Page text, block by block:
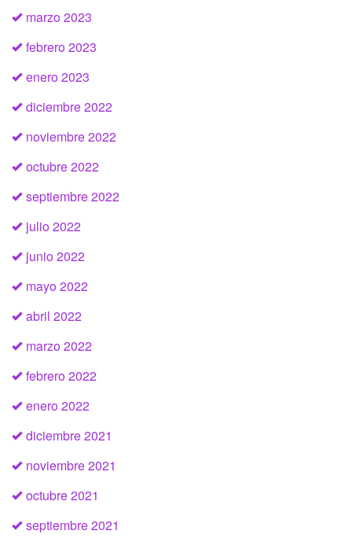
marzo 2023
febrero 2023
enero 2023
diciembre 2022
noviembre 2022
octubre 2022
septiembre 2022
julio 2022
junio 2022
mayo 2022
abril 2022
marzo 2022
febrero 2022
enero 2022
diciembre 2021
noviembre 2021
octubre 2021
septiembre 2021